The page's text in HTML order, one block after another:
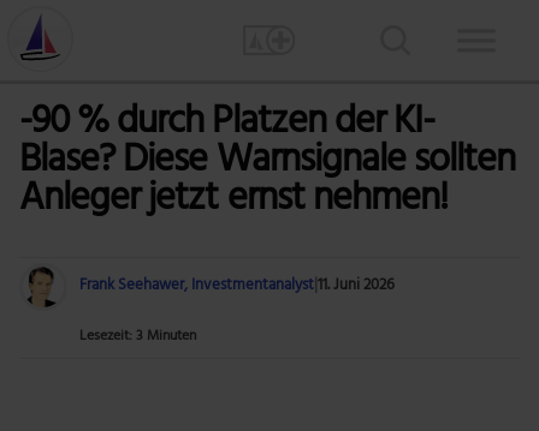
-90 % durch Platzen der KI-
Blase? Diese Warnsignale sollten
Anleger jetzt ernst nehmen!
Frank Seehawer, Investmentanalyst11. Juni 2026
Lesezeit: 3 Minuten